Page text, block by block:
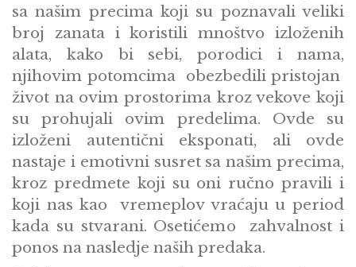
sa našim precima koji su poznavali veliki
broj zanata i koristili mnoštvo izloženih
alata, kako bi sebi, porodici i nama,
njihovim potomcima obezbedili pristojan
život na ovim prostorima kroz vekove koji
su prohujali ovim predelima. Ovde su
izloženi autentični eksponati, ali ovde
nastaje i emotivni susret sa našim precima,
kroz predmete koji su oni ručno pravili i
koji nas kao vremeplov vraćaju u period
kada su stvarani. Osetićemo zahvalnost i
ponos na nasledje naših predaka.